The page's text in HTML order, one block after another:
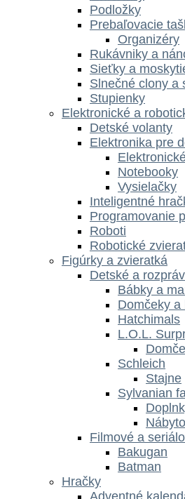
Podložky
Prebaľovacie
Organizéry
Rukávniky a
Sieťky a
Slnečné clony a
Stupienky
Elektronické a
Detské volanty
Elektronika pre
Notebooky
Vysielačky
Inteligentné
Programovanie
Roboti
Robotické
Figúrky a zvieratká
Detské a
Bábky a
Domčeky a
Hatchimals
L.O.L.
Schleich
Stajne
Sylvanian
Filmové a
Bakugan
Batman
Hračky
Adventné